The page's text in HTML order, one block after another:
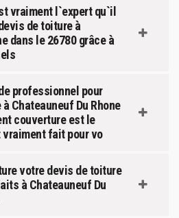
vraiment l`expert qu`il
de toiture à
dans le 26780 grâce à
professionnel pour
Chateauneuf Du Rhone
couverture est le
fait pour vo
votre devis de toiture
à Chateauneuf Du